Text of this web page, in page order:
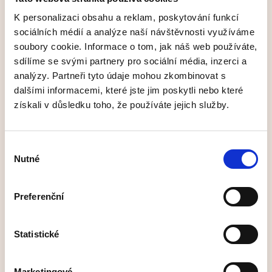
K personalizaci obsahu a reklam, poskytování funkcí
sociálních médií a analýze naší návštěvnosti využíváme
soubory cookie. Informace o tom, jak náš web používáte,
sdílíme se svými partnery pro sociální média, inzerci a
analýzy. Partneři tyto údaje mohou zkombinovat s
dalšími informacemi, které jste jim poskytli nebo které
získali v důsledku toho, že používáte jejich služby.
souhlasu
Nutné
Preferenční
Statistické
Prevence proti hmyzu:Instalace sítí proti
hmyzu je účinným způsobem, jak chránit
domov nebo podnikání před vstupem
nežádoucího hmyzu, jako jsou komáři, mouchy
apod.
Zvýšené pohodlí: Díky sítím proti hmyzu
aniž byste se museli obávat obtěžování
Nemusíte mít obavy, že sítě
Většina sítí je v neutrálních barvách jako bílá,
stříbrná nebo šedá, ale dají se najít i výraznější